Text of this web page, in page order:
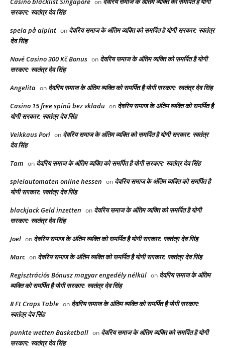
on
सरकार: स्वतंत्र देव सिंह
spela på alpint on देवरिय समाज के अंतिम व्यक्ति को समर्पित है योगी सरकार: स्वतंत्र
देव सिंह
Nové Casino 300 Kč Bonus on देवरिय समाज के अंतिम व्यक्ति को समर्पित है योगी
सरकार: स्वतंत्र देव सिंह
Angelita on देवरिय समाज के अंतिम व्यक्ति को समर्पित है योगी सरकार: स्वतंत्र देव सिंह
Casino 15 free spinů bez vkladu on देवरिय समाज के अंतिम व्यक्ति को समर्पित है
योगी सरकार: स्वतंत्र देव सिंह
Veikkaus Pori on देवरिय समाज के अंतिम व्यक्ति को समर्पित है योगी सरकार: स्वतंत्र
देव सिंह
Tam on देवरिय समाज के अंतिम व्यक्ति को समर्पित है योगी सरकार: स्वतंत्र देव सिंह
spielautomaten online hessen on देवरिय समाज के अंतिम व्यक्ति को समर्पित है
योगी सरकार: स्वतंत्र देव सिंह
blackjack Geld inzetten on देवरिय समाज के अंतिम व्यक्ति को समर्पित है योगी
सरकार: स्वतंत्र देव सिंह
Joel on देवरिय समाज के अंतिम व्यक्ति को समर्पित है योगी सरकार: स्वतंत्र देव सिंह
Marc on देवरिय समाज के अंतिम व्यक्ति को समर्पित है योगी सरकार: स्वतंत्र देव सिंह
Regisztrációs Bónusz magyar engedély nélkül on देवरिय समाज के अंतिम
व्यक्ति को समर्पित है योगी सरकार: स्वतंत्र देव सिंह
8 Ft Craps Table on देवरिय समाज के अंतिम व्यक्ति को समर्पित है योगी सरकार:
स्वतंत्र देव सिंह
punkte wetten Basketball on देवरिय समाज के अंतिम व्यक्ति को समर्पित है योगी
सरकार: स्वतंत्र देव सिंह